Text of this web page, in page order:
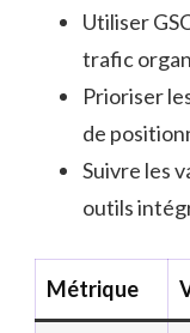
Utiliser
trafic
Prioriser
de
Suivre les
outils
Métrique